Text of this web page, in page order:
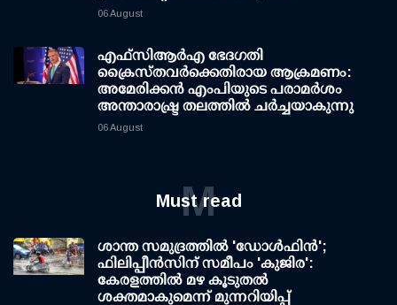
06 August
എഫ്‌സി‌ആര്‍‌എ ഭേദഗതി
ക്രൈസ്തവർക്കെതിരായ ആക്രമണം:
അമേരിക്കൻ എംപിയുടെ പരാമർശം
അന്താരാഷ്ട്ര തലത്തിൽ ചർച്ചയാകുന്നു
06 August
Must read
M
ശാന്ത സമുദ്രത്തില്‍ 'ഡോള്‍ഫിന്‍';
ഫിലിപ്പീന്‍സിന് സമീപം 'കുജിര':
കേരളത്തില്‍ മഴ കൂടുതല്‍
ശക്തമാകുമെന്ന് മുന്നറിയിപ്പ്